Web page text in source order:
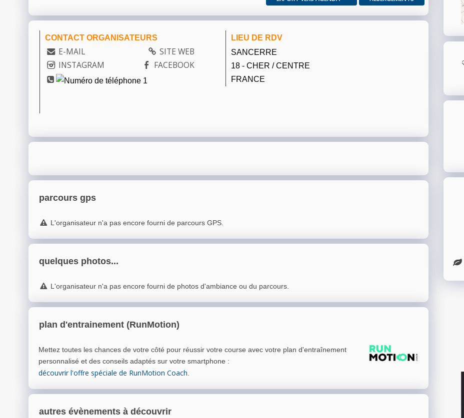
CONTACT ORGANISATEURS
E-MAIL
SITE WEB
INSTAGRAM
FACEBOOK
LIEU DE RDV
SANCERRE
18 - CHER / CENTRE
FRANCE
parcours gps
L'organisateur n'a pas encore fourni de parcours GPS.
quelques photos...
L'organisateur n'a pas encore fourni de photos d'ambiance ou du parcours.
plan d'entrainement (RunMotion)
Mettez toutes les chances de votre côté pour réussir votre course avec votre plan d'entraînement
personnalisé et des conseils adaptés sur votre smartphone :
découvrir l'offre spéciale de RunMotion Coach.
autres évènements à découvrir